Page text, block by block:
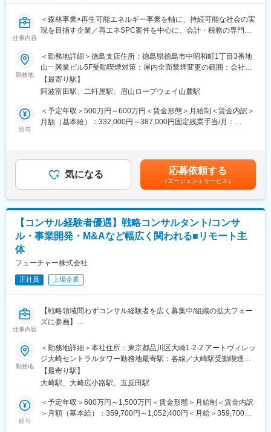
変更の範囲：会社の定める業務
■営業ポジションの特徴と魅力：
案が可能です。
・各事業エリアの特性を踏まえた支店全体での目標設定を行って
おり、個人の定量的なノルマ設定はありません。
・戦略的に訪問先を選定し、仮説提案型の営業を行っていただき
ます。（1日訪問数平均2件～6件）
・代表者と直接面談可能であり、自身が設計した金融ソリューシ
ョンスキームを直接経営者向けにご提案可能です。
■今後のキャリアパス事例：
営業でご活躍いただいた後にスタートアップ営業室や投資開発事
業室などのバックオフィスポジションへのキャリアも形成できま
キャリアチャレンジの希望については前向きに考慮いただける環
境があります。
■当金庫働き方と魅力：
充実。
・全国転勤型の他にエリア限定での働き方もございます。
・リモートワークや顧客向け直行・直帰も可能です。
変更の範囲：会社の定める業務
仕事内容
＜森林事業×再生可能エネルギー事業を軸に、持続可能な社会の実
現を目指す企業／再エネSPC案件を中心に、会計・税務の専門性
■業務内容：
再生可能エネルギー（主に太陽光発電）に関するSPC案件を中心
に、以下の業務を段階的にお任せします。
まずは会計・税務業務からスタートし、将来的には上流工程にも
関わっていただく想定です。
＜会計業務＞
・発電設備等の固定資産管理、減価償却
・プロジェクト単位での収支管理
・SPC特有の税務論点の整理
・税理士法人との折衝・資料作成
・再エネ関連の税制優遇の適用検討
＜SPC関連業務（キャリアに応じて）＞
・出資者向け資料の作成支援
＜その他＞
中心）
・業務フロー整備、効率化推進
・監査対応など
約20名
※20代～30代中心の組織で、会計・税務業務を担当しています
勤務地
＜勤務地詳細＞徳島支店住所：徳島県徳島市中昭和町1丁目3番地
山一興業ビル5F受動喫煙対策：屋内全面禁煙変更の範囲：会社の
定める事業所（リモートワーク含む）
【最寄り駅】
阿波富田駅、二軒屋駅、眉山ロープウェイ山麓駅
給与
＜予定年収＞500万円～600万円＜賃金形態＞月給制＜賃金内訳＞
月額（基本給）：332,000円～387,000円固定残業手当/月：
齢、経験を考慮の上、決定します。※賞与あり（年最大3回、2ヶ
月分、業績に応じて支給）賃金はあくまでも目安の金額であり、
選考を通じて上下する可能性があります。月給(月額)は固定手当を
含めた表記です。
気になる 応募依頼する
（エージェントサービス）
【コンサル経験者優遇】戦略コンサルタント/コンサ
ル・事業開発・M&Aなど幅広く関われる■リモート主
体
フューチャー株式会社
正社員 上場企業
仕事内容
【戦略領域問わずコンサル経験者を広く募集中/組織の拡大フェー
ズに参画】
強み有り
●ワンプール制でグループの顧客基盤をフル活用して多様な顧客に
価値貢献
●明瞭評価の一貫として全社員の頑張りをアピールするプレゼンの
場あり
●在宅、中抜けなど業務に応じてフレキシブルかつ効率的に働く文
勤務地
＜勤務地詳細＞本社住所：東京都品川区大崎1-2-2 アートヴィレッ
ジ大崎セントラルタワー勤務地最寄駅：各線／大崎駅受動喫煙対
策：屋内全面禁煙変更の範囲：会社の定める事業所（リモートワ
ーク含む）
【最寄り駅】
大崎駅、大崎広小路駅、五反田駅
給与
＜予定年収＞600万円～1,500万円＜賃金形態＞月給制＜賃金内訳
＞月額（基本給）：359,700円～1,052,400円＜月給＞359,700円